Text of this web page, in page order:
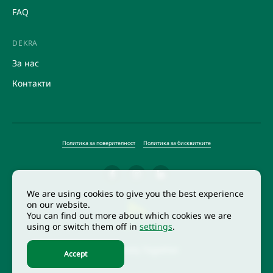
FAQ
DEKRA
За нас
Контакти
Collectively Together
Политика за поверителност Политика за бисквитките
We are using cookies to give you the best experience
on our website.
You can find out more about which cookies we are
using or switch them off in settings.
Accept